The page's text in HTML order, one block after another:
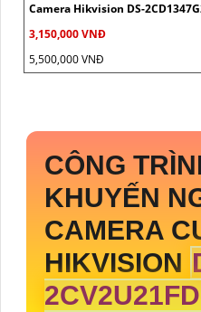
Camera Hikvision DS-
3,150,000 VNĐ
5,500,000 VNĐ
CÔNG
KHUYẾN
CAMERA
HIKVISION